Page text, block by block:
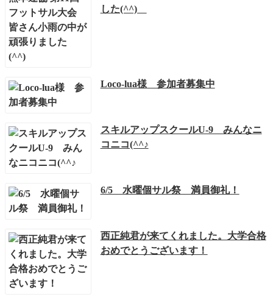
した(^^)
Loco-lua様 参加者募集中
スキルアップスクールU-9 みんなニ
コニコ(^^♪
6/5 水曜個サル祭 満員御礼！
西正純君が来てくれました。大学合格
おめでとうございます！